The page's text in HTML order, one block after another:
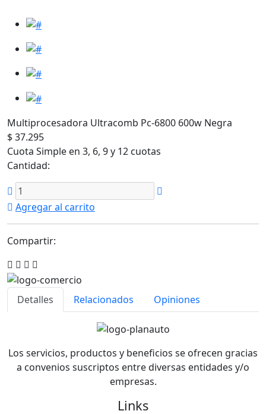
Multiprocesadora Ultracomb Pc-6800 600w Negra
$ 37.295
Cuota Simple en 3, 6, 9 y 12 cuotas
Cantidad:
Agregar al carrito
Compartir:
Detalles Relacionados Opiniones
Los servicios, productos y beneficios se ofrecen gracias
a convenios suscriptos entre diversas entidades y/o
empresas.
Links